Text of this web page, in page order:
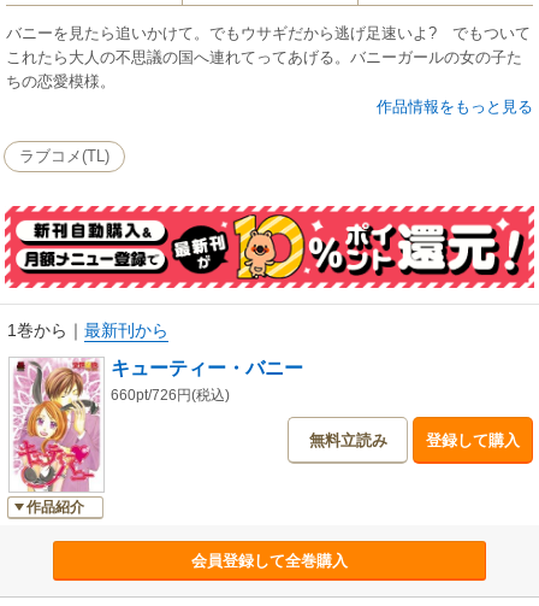
バニーを見たら追いかけて。でもウサギだから逃げ足速いよ? でもついて
これたら大人の不思議の国へ連れてってあげる。バニーガールの女の子た
ちの恋愛模様。
作品情報をもっと見る
ラブコメ(TL)
1巻から ｜ 最新刊から
作品紹介
キューティー・バニー
660pt/726円(税込)
無料立読み 登録して購入
会員登録して全巻購入